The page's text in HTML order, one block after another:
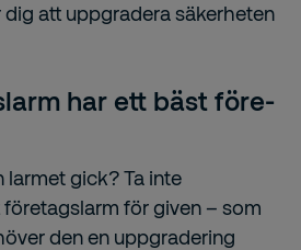
att uppgradera säkerheten
har ett bäst före-
larmet gick? Ta inte
för given – som
den en uppgradering